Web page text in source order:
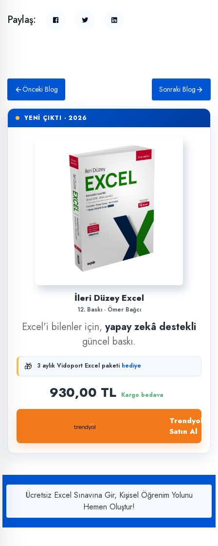
Paylaş:
Önceki Blog Sonraki Blog
YENİ ÇIKTI · 2026
İleri Düzey Excel
12. Baskı · Ömer Bağcı
Excel'i bilenler için, yapay zekâ destekli
güncel baskı.
🎁 3 aylık Vidoport Excel paketi hediye
930,00 TL Kargo bedava
Trendyol'dan
Satın Al
Ücretsiz Excel Sınavına Gir, Kişisel Öğrenim Yolunu
Hemen Oluştur!